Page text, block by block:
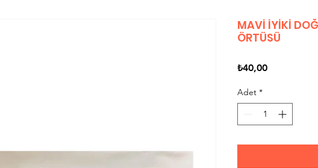
MAVİ İYİKİ
ÖRTÜSÜ
₺40,00Fiyat
Adet *